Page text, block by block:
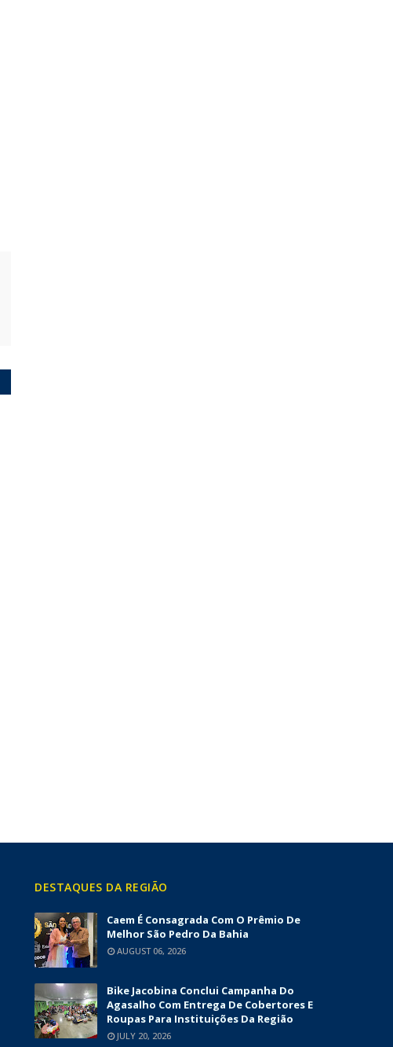
DESTAQUES DA REGIÃO
Caem É Consagrada Com O Prêmio De
Melhor São Pedro Da Bahia
AUGUST 06, 2026
Bike Jacobina Conclui Campanha Do
Agasalho Com Entrega De Cobertores E
Roupas Para Instituições Da Região
JULY 20, 2026